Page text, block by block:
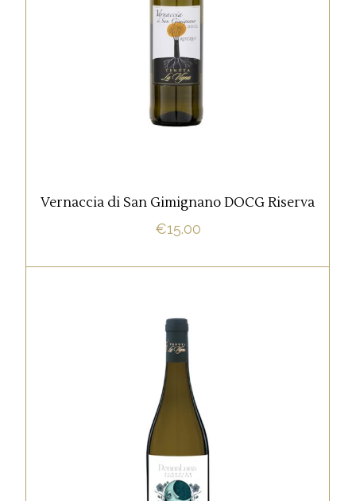
La Vernaccia di San Gimignano è un vino
bianco, prodotto in una ristretta zona della
Toscana tra Si
Vernaccia di San Gimignano DOCG Riserva
€15.00
BIANCO ,IGT
Vionier Toscana IGT Uve raccolte a mano
tra il 15